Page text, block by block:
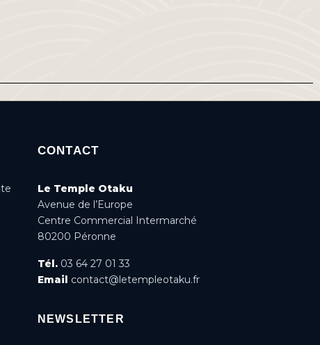
CONTACT
Le Temple Otaku
Avenue de l’Europe
Centre Commercial Intermarché
80200 Péronne
Tél.03 64 27 01 33
Email contact@letempleotaku.fr
NEWSLETTER